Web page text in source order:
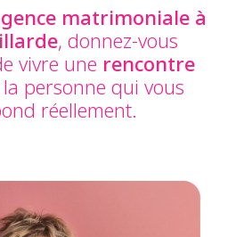
matrimoniale à
, donnez-vous
vivre une rencontre
personne qui vous
réellement.